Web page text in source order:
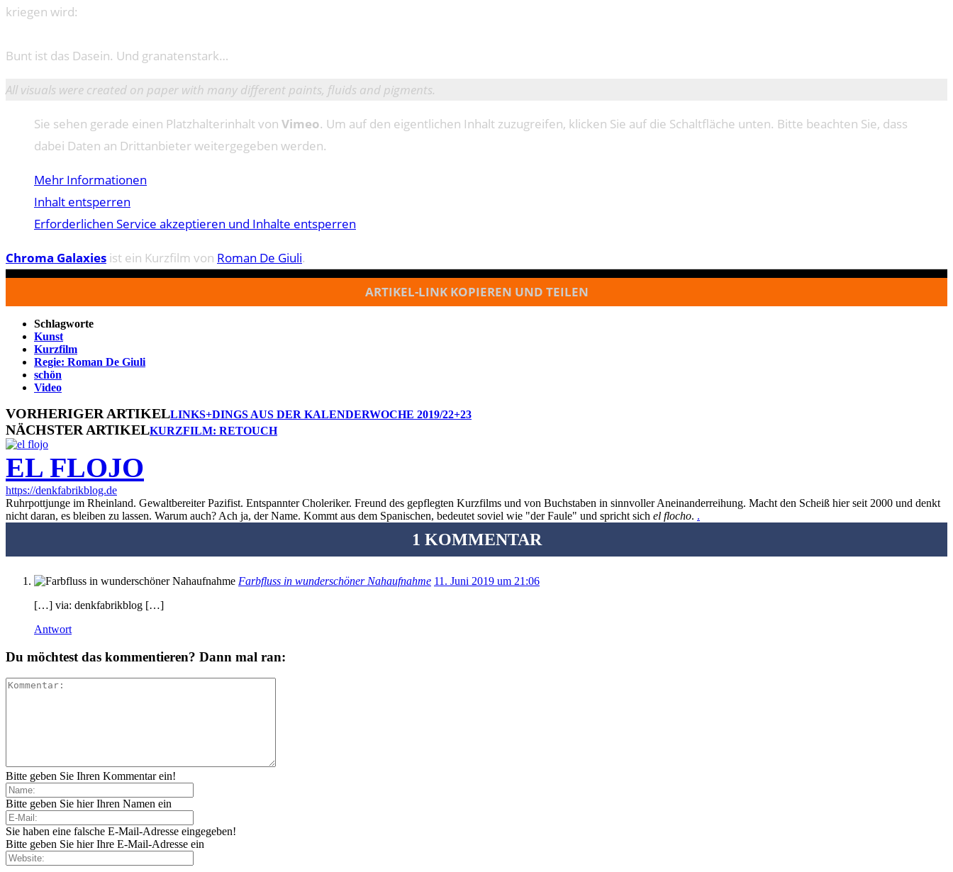
kriegen wird:
Bunt ist das Dasein. Und granatenstark…
All visuals were created on paper with many different paints, fluids and pigments.
Sie sehen gerade einen Platzhalterinhalt von Vimeo. Um auf den eigentlichen Inhalt zuzugreifen, klicken Sie auf die Schaltfläche unten. Bitte beachten Sie, dass
dabei Daten an Drittanbieter weitergegeben werden.
Mehr Informationen
Inhalt entsperren
Erforderlichen Service akzeptieren und Inhalte entsperren
Chroma Galaxies ist ein Kurzfilm von Roman De Giuli.
ARTIKEL-LINK KOPIEREN UND TEILEN
Schlagworte
Kunst
Kurzfilm
Regie: Roman De Giuli
schön
Video
VORHERIGER ARTIKELLINKS+DINGS AUS DER KALENDERWOCHE 2019/22+23
NÄCHSTER ARTIKELKURZFILM: RETOUCH
EL FLOJO
https://denkfabrikblog.de
Ruhrpottjunge im Rheinland. Gewaltbereiter Pazifist. Entspannter Choleriker. Freund des gepflegten Kurzfilms und von Buchstaben in sinnvoller Aneinanderreihung. Macht den Scheiß hier seit 2000 und denkt
nicht daran, es bleiben zu lassen. Warum auch? Ach ja, der Name. Kommt aus dem Spanischen, bedeutet soviel wie "der Faule" und spricht sich el flocho. .
1 KOMMENTAR
Farbfluss in wunderschöner Nahaufnahme 11. Juni 2019 um 21:06
[…] via: denkfabrikblog […]
Antwort
Du möchtest das kommentieren? Dann mal ran:
Bitte geben Sie Ihren Kommentar ein!
Bitte geben Sie hier Ihren Namen ein
Sie haben eine falsche E-Mail-Adresse eingegeben!
Bitte geben Sie hier Ihre E-Mail-Adresse ein